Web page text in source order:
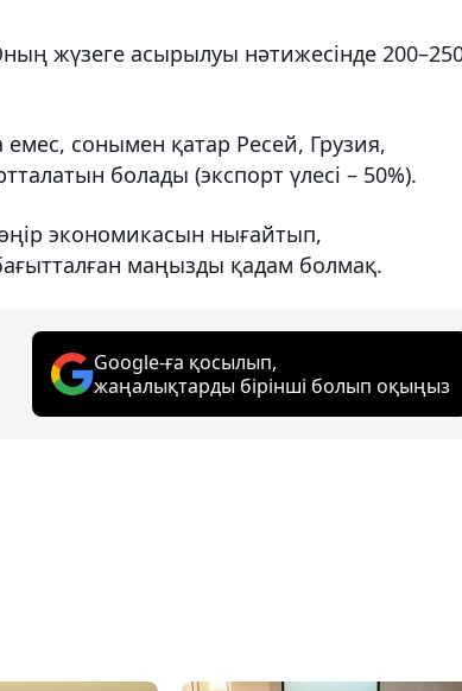
жүзеге асырылуы нәтижесінде
сонымен қатар Ресей, Грузия,
болады (экспорт үлесі – 50%).
экономикасын нығайтып,
маңызды қадам болмақ.
Google-ға қосылып,
жаңалықтарды бірінші болып оқыңыз